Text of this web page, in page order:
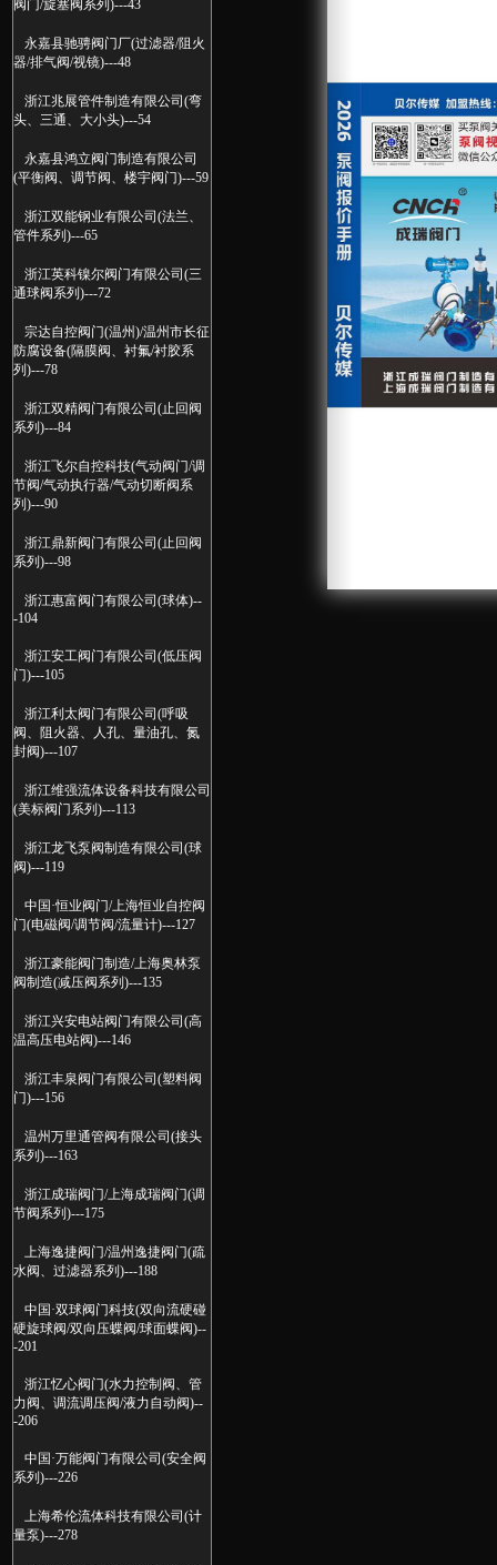
阀门/旋塞阀系列)---43
永嘉县驰骋阀门厂(过滤器/阻火
器/排气阀/视镜)---48
浙江兆展管件制造有限公司(弯
头、三通、大小头)---54
永嘉县鸿立阀门制造有限公司
(平衡阀、调节阀、楼宇阀门)---59
浙江双能钢业有限公司(法兰、
管件系列)---65
浙江英科镍尔阀门有限公司(三
通球阀系列)---72
宗达自控阀门(温州)/温州市长征
防腐设备(隔膜阀、衬氟/衬胶系
列)---78
浙江双精阀门有限公司(止回阀
系列)---84
浙江飞尔自控科技(气动阀门/调
节阀/气动执行器/气动切断阀系
列)---90
浙江鼎新阀门有限公司(止回阀
系列)---98
浙江惠富阀门有限公司(球体)--
-104
浙江安工阀门有限公司(低压阀
门)---105
浙江利太阀门有限公司(呼吸
阀、阻火器、人孔、量油孔、氮
封阀)---107
浙江维强流体设备科技有限公司
(美标阀门系列)---113
浙江龙飞泵阀制造有限公司(球
阀)---119
中国·恒业阀门/上海恒业自控阀
门(电磁阀/调节阀/流量计)---127
浙江豪能阀门制造/上海奥林泵
阀制造(减压阀系列)---135
浙江兴安电站阀门有限公司(高
温高压电站阀)---146
浙江丰泉阀门有限公司(塑料阀
门)---156
温州万里通管阀有限公司(接头
系列)---163
浙江成瑞阀门/上海成瑞阀门(调
节阀系列)---175
上海逸捷阀门/温州逸捷阀门(疏
水阀、过滤器系列)---188
中国·双球阀门科技(双向流硬碰
硬旋球阀/双向压蝶阀/球面蝶阀)--
-201
浙江忆心阀门(水力控制阀、管
力阀、调流调压阀/液力自动阀)--
-206
中国·万能阀门有限公司(安全阀
系列)---226
上海希伦流体科技有限公司(计
量泵)---278